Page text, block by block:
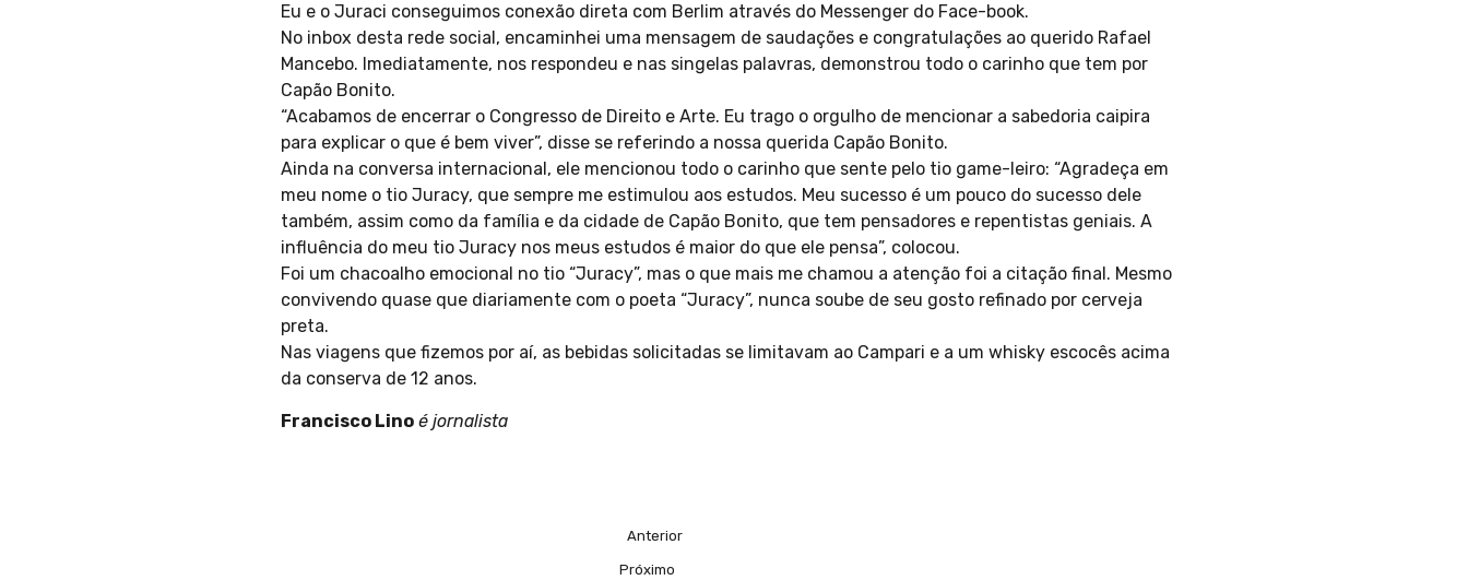
Eu e o Juraci conseguimos conexão direta com Berlim através do Messenger do Face-book.
No inbox desta rede social, encaminhei uma mensagem de saudações e congratulações ao querido Rafael
Mancebo. Imediatamente, nos respondeu e nas singelas palavras, demonstrou todo o carinho que tem por
Capão Bonito.
“Acabamos de encerrar o Congresso de Direito e Arte. Eu trago o orgulho de mencionar a sabedoria caipira
para explicar o que é bem viver”, disse se referindo a nossa querida Capão Bonito.
Ainda na conversa internacional, ele mencionou todo o carinho que sente pelo tio game-leiro: “Agradeça em
meu nome o tio Juracy, que sempre me estimulou aos estudos. Meu sucesso é um pouco do sucesso dele
também, assim como da família e da cidade de Capão Bonito, que tem pensadores e repentistas geniais. A
influência do meu tio Juracy nos meus estudos é maior do que ele pensa”, colocou.
Foi um chacoalho emocional no tio “Juracy”, mas o que mais me chamou a atenção foi a citação final. Mesmo
convivendo quase que diariamente com o poeta “Juracy”, nunca soube de seu gosto refinado por cerveja
preta.
Nas viagens que fizemos por aí, as bebidas solicitadas se limitavam ao Campari e a um whisky escocês acima
da conserva de 12 anos.
Francisco Lino é jornalista
Anterior
Próximo